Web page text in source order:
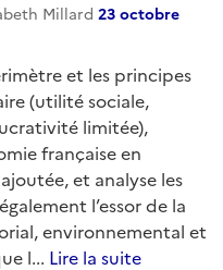
Millard 23 octobre
et les principes
(utilité sociale,
limitée),
française en
et analyse les
l’essor de la
environnemental et
l... Lire la suite